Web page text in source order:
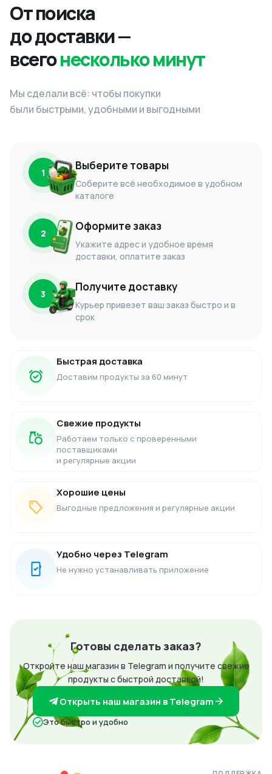
От поиска
до доставки —
всегонесколько минут
Мы сделали всё: чтобы покупки
были быстрыми, удобными и выгодными
1 Выберите товары
Соберите всё необходимое в удобном
каталоге
2 Оформите заказ
Укажите адрес и удобное время
доставки, оплатите заказ
3 Получите доставку
Курьер привезет ваш заказ быстро и в
срок
Быстрая доставка
Доставим продукты за 60 минут
Свежие продукты
Работаем только с проверенными
поставщиками
и регулярные акции
Хорошие цены
Выгодные предложения и регулярные акции
Удобно через Telegram
Не нужно устанавливать приложение
Готовы сделать заказ?
Откройте наш магазин в Telegram и получите свежие
продукты с быстрой доставкой!
Открыть наш магазин в Telegram
Это быстро и удобно